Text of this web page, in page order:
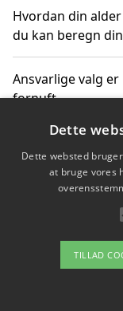
Hvordan din
du kan beregn
Ansvarlige valg
fornuft
Sådan kan du
faktura
Om /
Dette
Dette websted
at bruge vores
TILLAD